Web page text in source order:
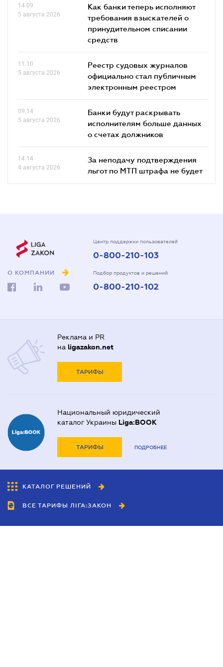
14.09
5 августа 2026
Как банки теперь исполняют
требования взыскателей о
принудительном списании
средств
11.10
5 августа 2026
Реестр судовых журналов
официально стал публичным
электронным реестром
09.14
5 августа 2026
Банки будут раскрывать
исполнителям больше данных
о счетах должников
14.14
4 августа 2026
За неподачу подтверждения
льгот по МТП штрафа не будет
О КОМПАНИИ
Центр поддержки пользователей
0-800-210-103
Подбор продуктов и решений
0-800-210-102
Реклама и PR
на ligazakon.net
ТАРИФЫ
Национальный юридический
каталог Украины Liga:BOOK
ТАРИФЫ ПОДРОБНЕЕ
КАТАЛОГ РЕШЕНИЙ
ВСЕ ТАРИФЫ ЛІГА:ЗАКОН